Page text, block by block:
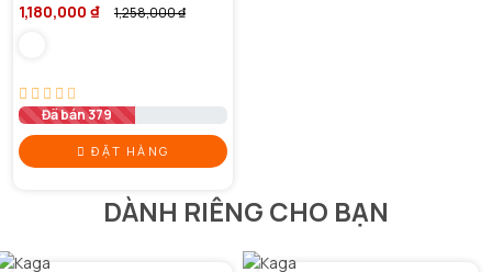
1,180,000 ₫ 1,258,000 ₫
Đã bán 379
ĐẶT HÀNG
DÀNH RIÊNG CHO BẠN